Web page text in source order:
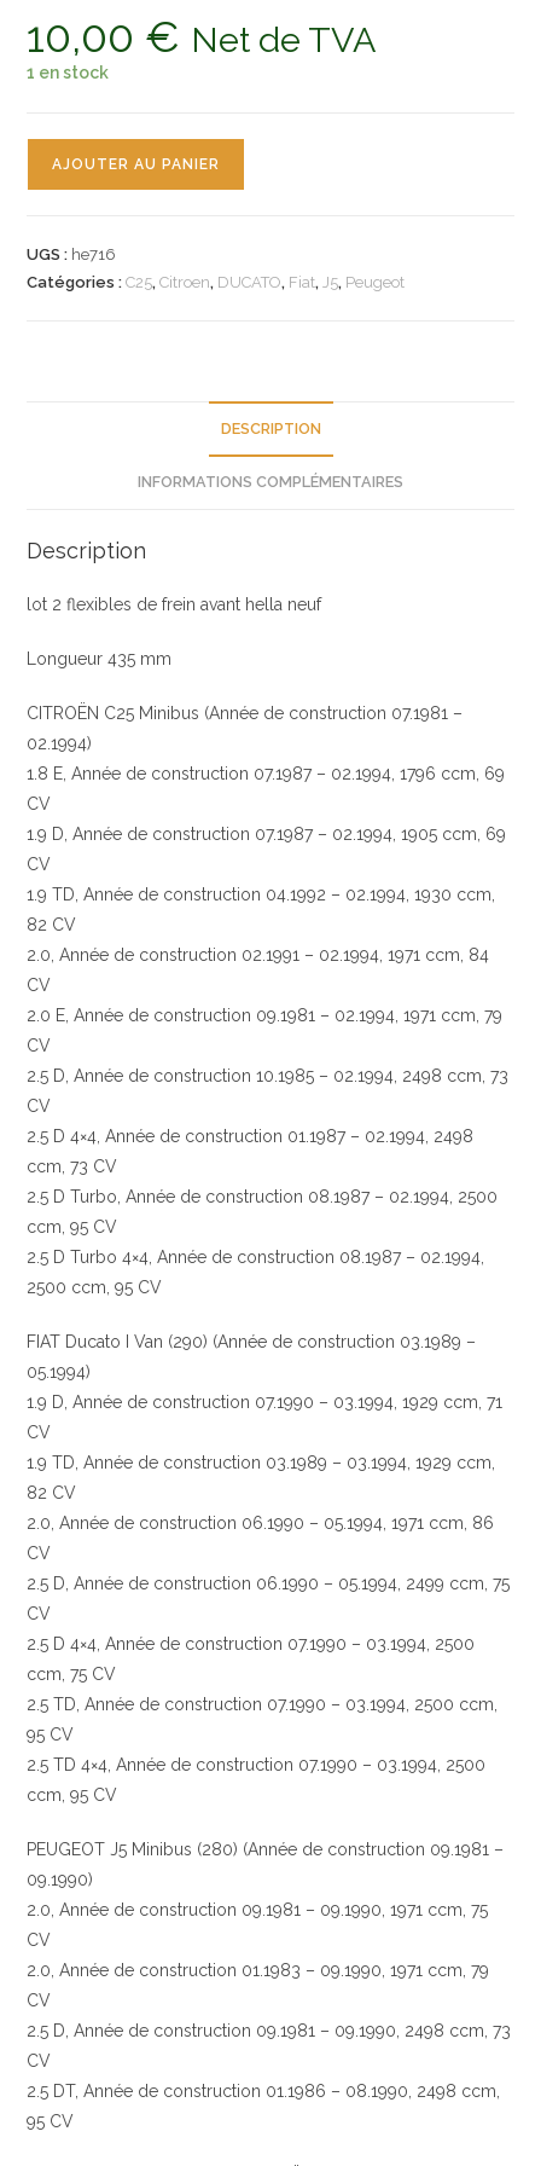
10,00 € Net de TVA
1 en stock
8ah355466331
neuf
AJOUTER AU PANIER
UGS : he716
Catégories :C25,Citroen, DUCATO, Fiat,J5, Peugeot
DESCRIPTION
INFORMATIONS COMPLÉMENTAIRES
Description
lot 2 flexibles de frein avant hella neuf
Longueur 435 mm
CITROËN C25 Minibus (Année de construction 07.1981 –
02.1994)
1.8 E, Année de construction 07.1987 – 02.1994, 1796 ccm, 69
CV
1.9 D, Année de construction 07.1987 – 02.1994, 1905 ccm, 69
CV
1.9 TD, Année de construction 04.1992 – 02.1994, 1930 ccm,
82 CV
2.0, Année de construction 02.1991 – 02.1994, 1971 ccm, 84
CV
2.0 E, Année de construction 09.1981 – 02.1994, 1971 ccm, 79
CV
2.5 D, Année de construction 10.1985 – 02.1994, 2498 ccm, 73
CV
2.5 D 4×4, Année de construction 01.1987 – 02.1994, 2498
ccm, 73 CV
2.5 D Turbo, Année de construction 08.1987 – 02.1994, 2500
ccm, 95 CV
2.5 D Turbo 4×4, Année de construction 08.1987 – 02.1994,
2500 ccm, 95 CV
FIAT Ducato I Van (290) (Année de construction 03.1989 –
05.1994)
1.9 D, Année de construction 07.1990 – 03.1994, 1929 ccm, 71
CV
1.9 TD, Année de construction 03.1989 – 03.1994, 1929 ccm,
82 CV
2.0, Année de construction 06.1990 – 05.1994, 1971 ccm, 86
CV
2.5 D, Année de construction 06.1990 – 05.1994, 2499 ccm, 75
CV
2.5 D 4×4, Année de construction 07.1990 – 03.1994, 2500
ccm, 75 CV
2.5 TD, Année de construction 07.1990 – 03.1994, 2500 ccm,
95 CV
2.5 TD 4×4, Année de construction 07.1990 – 03.1994, 2500
ccm, 95 CV
PEUGEOT J5 Minibus (280) (Année de construction 09.1981 –
09.1990)
2.0, Année de construction 09.1981 – 09.1990, 1971 ccm, 75
CV
2.0, Année de construction 01.1983 – 09.1990, 1971 ccm, 79
CV
2.5 D, Année de construction 09.1981 – 09.1990, 2498 ccm, 73
CV
2.5 DT, Année de construction 01.1986 – 08.1990, 2498 ccm,
95 CV